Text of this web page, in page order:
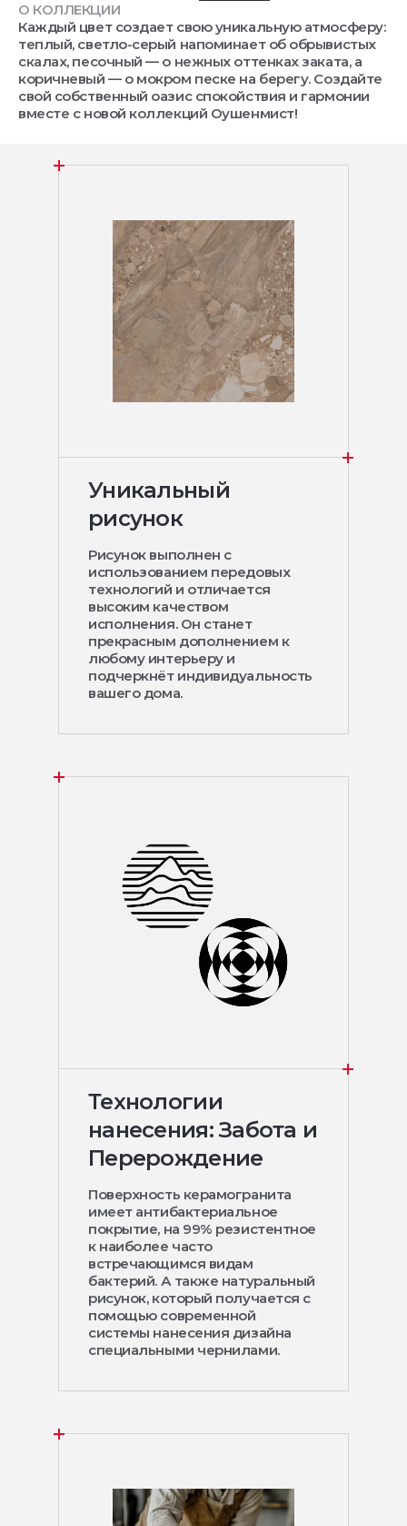
О КОЛЛЕКЦИИ
Каждый цвет создает свою уникальную атмосферу:
теплый, светло-серый напоминает об обрывистых
скалах, песочный — о нежных оттенках заката, а
коричневый — о мокром песке на берегу. Создайте
свой собственный оазис спокойствия и гармонии
вместе с новой коллекций Оушенмист!
Уникальный
рисунок
Рисунок выполнен с
использованием передовых
технологий и отличается
высоким качеством
исполнения. Он станет
прекрасным дополнением к
любому интерьеру и
подчеркнёт индивидуальность
вашего дома.
Технологии
нанесения: Забота и
Перерождение
Поверхность керамогранита
имеет антибактериальное
покрытие, на 99% резистентное
к наиболее часто
встречающимся видам
бактерий. А также натуральный
рисунок, который получается с
помощью современной
системы нанесения дизайна
специальными чернилами.